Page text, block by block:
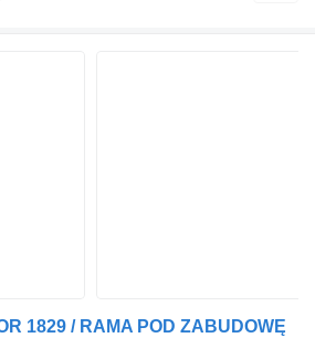
1829 / RAMA POD ZABUDOWĘ